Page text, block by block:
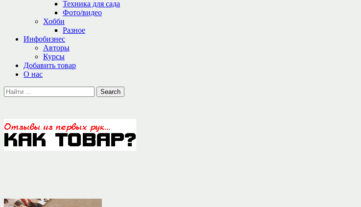
Техника для сада
Фото/видео
Хобби
Разное
Инфобизнес
Авторы
Курсы
Добавить товар
О нас